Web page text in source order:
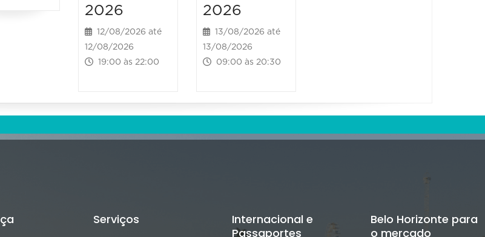
2026
12/08/2026 até
12/08/2026
19:00 às 22:00
2026
13/08/2026 até
13/08/2026
09:00 às 20:30
Serviços
Internacional e
Passaportes
Belo Horizonte para
o mercado